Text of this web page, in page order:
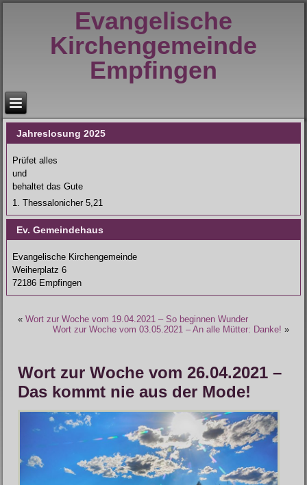
Evangelische
Kirchengemeinde
Empfingen
Jahreslosung 2025
Prüfet alles
und
behaltet das Gute
1. Thessalonicher 5,21
Ev. Gemeindehaus
Evangelische Kirchengemeinde
Weiherplatz 6
72186 Empfingen
«Wort zur Woche vom 19.04.2021 – So beginnen Wunder
Wort zur Woche vom 03.05.2021 – An alle Mütter: Danke! »
Wort zur Woche vom 26.04.2021 –
Das kommt nie aus der Mode!